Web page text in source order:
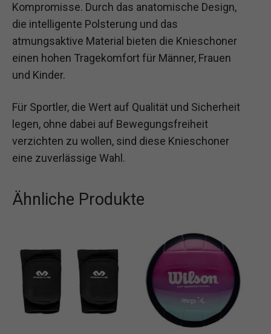
Kompromisse. Durch das anatomische Design,
die intelligente Polsterung und das
atmungsaktive Material bieten die Knieschoner
einen hohen Tragekomfort für Männer, Frauen
und Kinder.
Für Sportler, die Wert auf Qualität und Sicherheit
legen, ohne dabei auf Bewegungsfreiheit
verzichten zu wollen, sind diese Knieschoner
eine zuverlässige Wahl.
Ähnliche Produkte